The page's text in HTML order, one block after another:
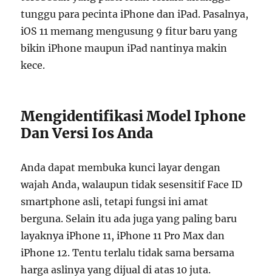
tunggu para pecinta iPhone dan iPad. Pasalnya,
iOS 11 memang mengusung 9 fitur baru yang
bikin iPhone maupun iPad nantinya makin
kece.
Mengidentifikasi Model Iphone
Dan Versi Ios Anda
Anda dapat membuka kunci layar dengan
wajah Anda, walaupun tidak sesensitif Face ID
smartphone asli, tetapi fungsi ini amat
berguna. Selain itu ada juga yang paling baru
layaknya iPhone 11, iPhone 11 Pro Max dan
iPhone 12. Tentu terlalu tidak sama bersama
harga aslinya yang dijual di atas 10 juta.